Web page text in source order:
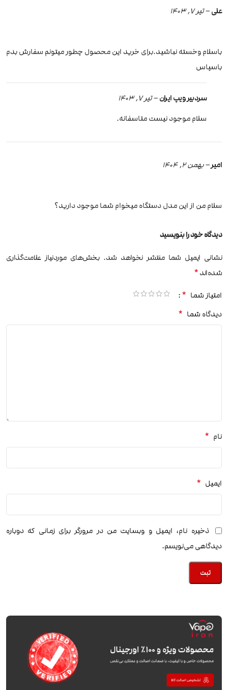
علی–تیر 7, 1403
باسلام وخسته نباشید.برای خرید این محصول چطور میتونم سفارش بدم
باسپاس
سردبیر ویپ ایران– تیر 7, 1403
سلام موجود نیست متاسفانه.
امیر– بهمن 2, 1404
سلام من از این مدل دستگاه میخوام شما موجود دارید؟
دیدگاه خود را بنویسید
نشانی ایمیل شما منتشر نخواهد شد. بخش‌های موردنیاز علامت‌گذاری
شده‌اند*
امتیاز شما *
دیدگاه شما *
نام *
ایمیل *
ذخیره نام، ایمیل و وبسایت من در مرورگر برای زمانی که دوباره
دیدگاهی می‌نویسم.